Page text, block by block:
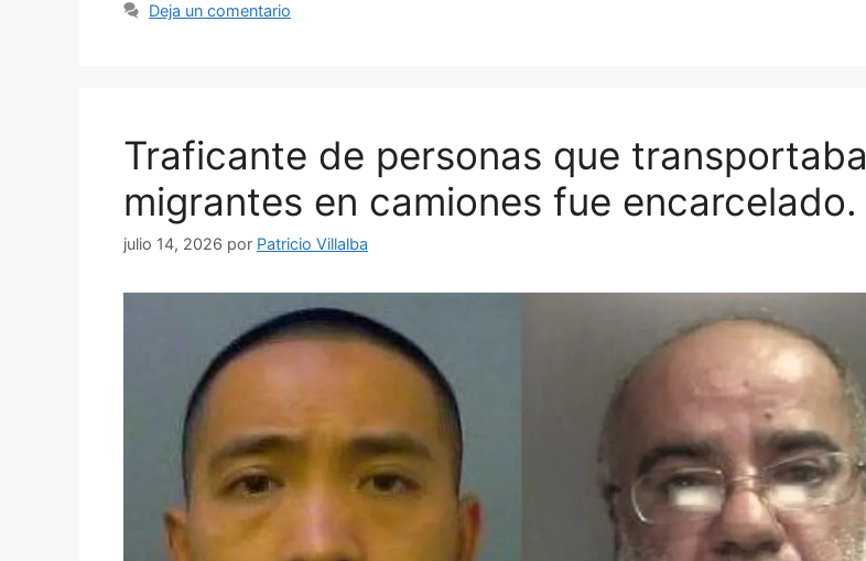
Deja un comentario
Traficante de personas que transportaba
migrantes en camiones fue encarcelado.
julio 14, 2026 por Patricio Villalba